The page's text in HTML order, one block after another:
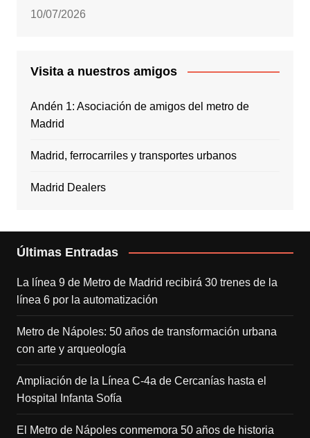
10/07/2026
Visita a nuestros amigos
Andén 1: Asociación de amigos del metro de
Madrid
Madrid, ferrocarriles y transportes urbanos
Madrid Dealers
Últimas Entradas
La línea 9 de Metro de Madrid recibirá 30 trenes de la
línea 6 por la automatización
Metro de Nápoles: 50 años de transformación urbana
con arte y arqueología
Ampliación de la Línea C-4a de Cercanías hasta el
Hospital Infanta Sofía
El Metro de Nápoles conmemora 50 años de historia